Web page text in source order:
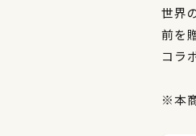
世界
前を
コラ
※本